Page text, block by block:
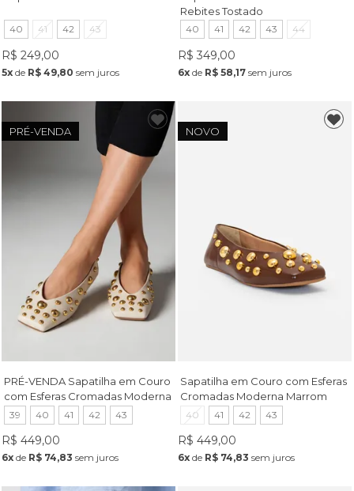
40 41 42 43
R$ 249,00
5xde R$ 49,80 sem juros
Rebites Tostado
40 41 42 43 44
R$ 349,00
6x de R$ 58,17 sem juros
PRÉ-VENDA
PRÉ-VENDA Sapatilha em Couro
com Esferas Cromadas Moderna
Off White
39 40 41 42 43
R$ 449,00
6xde R$ 74,83 sem juros
NOVO
Sapatilha em Couro com Esferas
Cromadas Moderna Marrom
40 41 42 43
R$ 449,00
6x de R$ 74,83 sem juros